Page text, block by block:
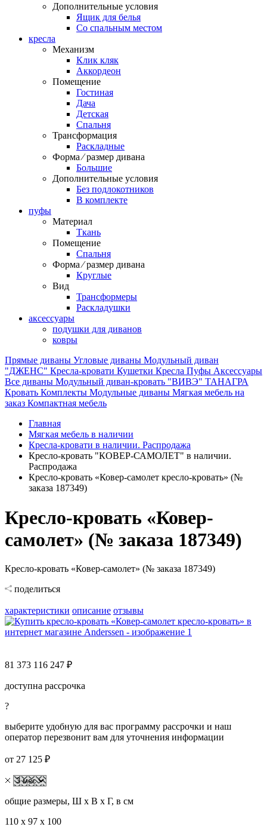
Дополнительные условия
Ящик для белья
Со спальным местом
кресла
Механизм
Клик кляк
Аккордеон
Помещение
Гостиная
Дача
Детская
Спальня
Трансформация
Раскладные
Форма ⁄ размер дивана
Большие
Дополнительные условия
Без подлокотников
В комплекте
пуфы
Материал
Ткань
Помещение
Спальня
Форма ⁄ размер дивана
Круглые
Вид
Трансформеры
Раскладушки
аксессуары
подушки для диванов
ковры
Прямые диваны Угловые диваны Модульный диван
"ДЖЕНС" Кресла-кровати Кушетки Кресла Пуфы Аксессуары
Все диваны Модульный диван-кровать "ВИВЭ" ТАНАГРА
Кровать Комплекты Модульные диваны Мягкая мебель на
заказ Компактная мебель
Главная
Мягкая мебель в наличии
Кресла-кровати в наличии. Распродажа
Кресло-кровать "КОВЕР-САМОЛЕТ" в наличии.
Распродажа
Кресло-кровать «Ковер-самолет кресло-кровать» (№
заказа 187349)
Кресло-кровать «Ковер-
самолет» (№ заказа 187349)
Кресло-кровать «Ковер-самолет» (№ заказа 187349)
поделиться
характеристики описание отзывы
81 373 116 247 ₽
доступна рассрочка
?
выберите удобную для вас программу рассрочки и наш
оператор перезвонит вам для уточнения информации
от 27 125 ₽
общие размеры, Ш х В х Г, в см
110 х 97 х 100